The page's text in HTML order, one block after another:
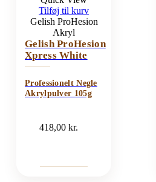
Tilføj til kurv
Gelish ProHesion
Akryl
Gelish ProHesion
Xpress White
Professionelt Negle
Akrylpulver 105g
418,00kr.